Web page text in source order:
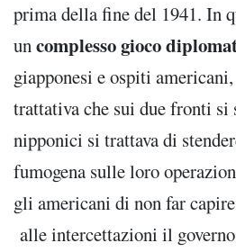
prima della fine del 1941. In
uncomplesso gioco
giapponesi e ospiti
trattativa che sui due fronti si
nipponici si trattava di
fumogena sulle loro
gli americani di non far
alle intercettazioni il